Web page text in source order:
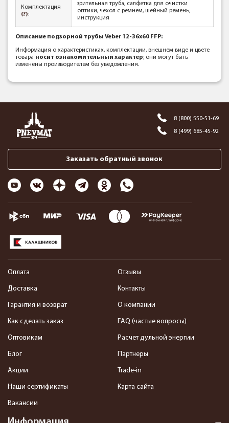
Комплектация
(?):
зрительная труба, салфетка для очистки
оптики, чехол с ремнем, шейный ремень,
инструкция
Описание подзорной трубы Veber 12-36x60 FFP:
Информация о характеристиках, комплектации, внешнем виде и цвете
товара носит ознакомительный характер; они могут быть
изменены производителем без уведомления.
8 (800) 550-51-69
8 (499) 685-45-92
Заказать обратный звонок
Оплата
Доставка
Гарантия и возврат
Как сделать заказ
Оптовикам
Блог
Акции
Наши сертификаты
Вакансии
Отзывы
Контакты
О компании
FAQ (частые вопросы)
Расчет дульной энергии
Партнеры
Trade-in
Карта сайта